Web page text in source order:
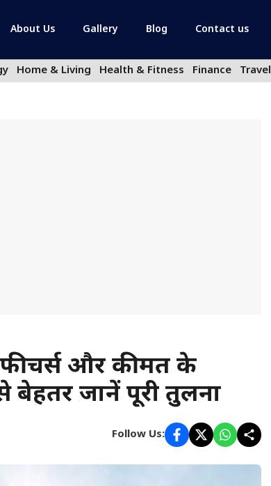
About Us Gallery Blog Contact us
Home & Living Health & Fitness Finance Travel
फीचर्स और कीमत के
बेहतर जानें पूरी तुलना
Follow Us: